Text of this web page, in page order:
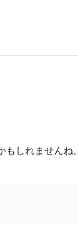
しれませんね。